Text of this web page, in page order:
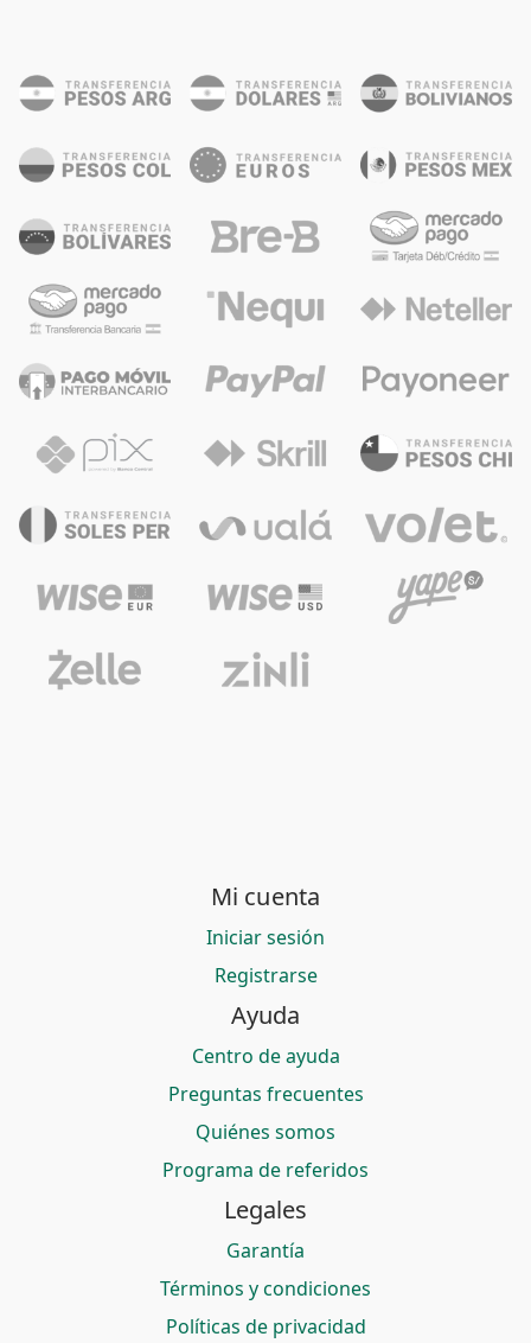
Mi cuenta
Iniciar sesión
Registrarse
Ayuda
Centro de ayuda
Preguntas frecuentes
Quiénes somos
Programa de referidos
Legales
Garantía
Términos y condiciones
Políticas de privacidad